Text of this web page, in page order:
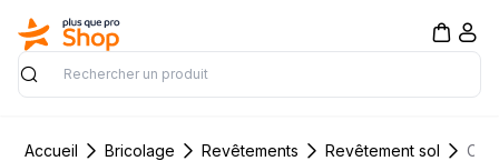
Rechercher
Accueil Bricolage Revêtements Revêtement sol